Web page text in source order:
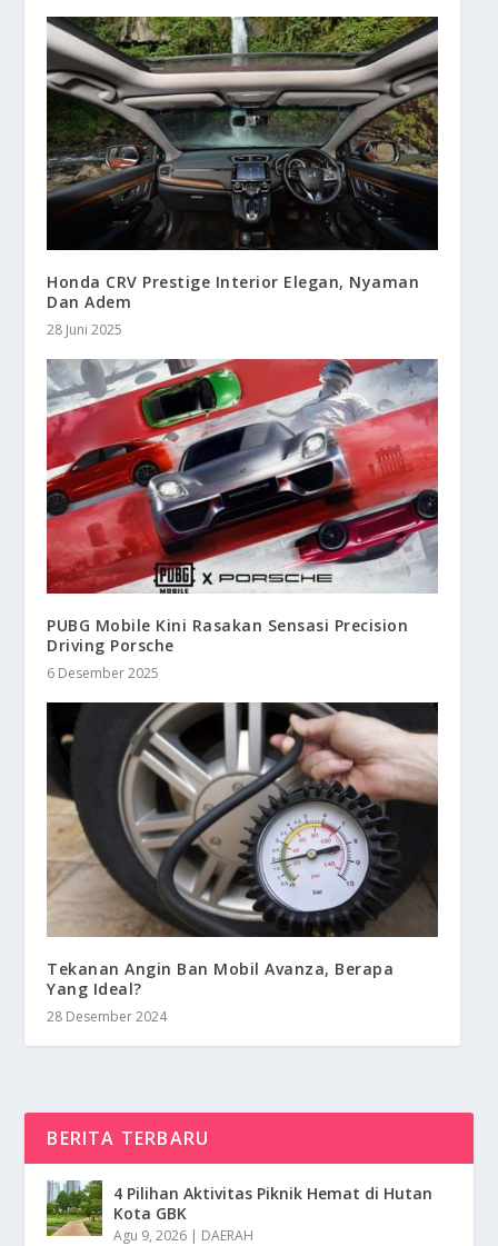
Honda CRV Prestige Interior Elegan, Nyaman
Dan Adem
28 Juni 2025
PUBG Mobile Kini Rasakan Sensasi Precision
Driving Porsche
6 Desember 2025
Tekanan Angin Ban Mobil Avanza, Berapa
Yang Ideal?
28 Desember 2024
BERITA TERBARU
4 Pilihan Aktivitas Piknik Hemat di Hutan
Kota GBK
Agu 9, 2026 | DAERAH